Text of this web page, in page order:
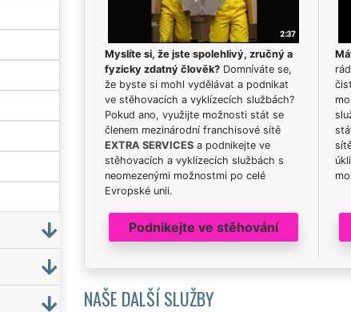
Myslíte si, že jste spolehlivý, zručný a
fyzicky zdatný člověk?Domníváte se,
že byste si mohl vydělávat a podnikat
ve stěhovacích a vyklízecích službách?
Pokud ano, využijte možnosti stát se
členem mezinárodní franchisové sítě
EXTRA SERVICESa podnikejte ve
stěhovacích a vyklízecích službách s
neomezenými možnostmi po celé
Evropské unii.
Podnikejte ve stěhování
NAŠE DALŠÍ SLUŽBY